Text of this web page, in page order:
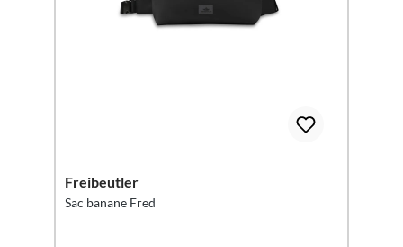
Freibeutler
Sac banane Fred